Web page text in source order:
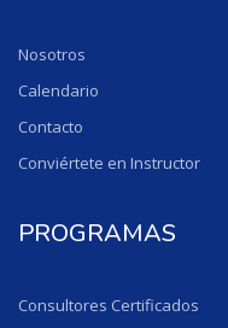
Nosotros
Calendario
Contacto
Conviértete en Instructor
PROGRAMAS
Consultores Certificados